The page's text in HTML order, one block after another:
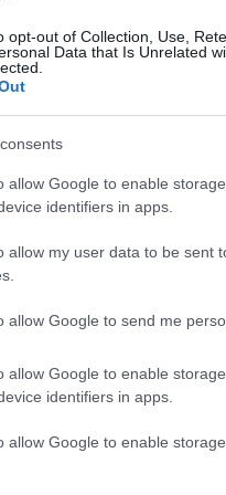
opt-out of Collection, Use,
Data that Is Unrelated
allow Google to enable
identifiers in apps.
allow my user data to be sent
allow Google to send me
allow Google to enable
identifiers in apps.
allow Google to enable
e 3.405
questa operazione
, passanti e pure
segnale tangibile ai
cliccando qui
nella sezione